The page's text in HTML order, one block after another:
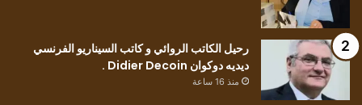
رحيل الكاتب الروائي و كاتب السيناريو الفرنسي
ديديه دوكوان Didier Decoin .
منذ 16 ساعة